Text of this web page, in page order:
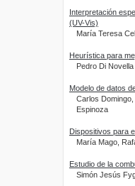
Interpretación
(UV-Vis)
María Teresa
Heurística para
Pedro Di Novella
Modelo de datos
Carlos
Espinoza
Dispositivos para
María Mago,
Estudio de la
Simón Jesús